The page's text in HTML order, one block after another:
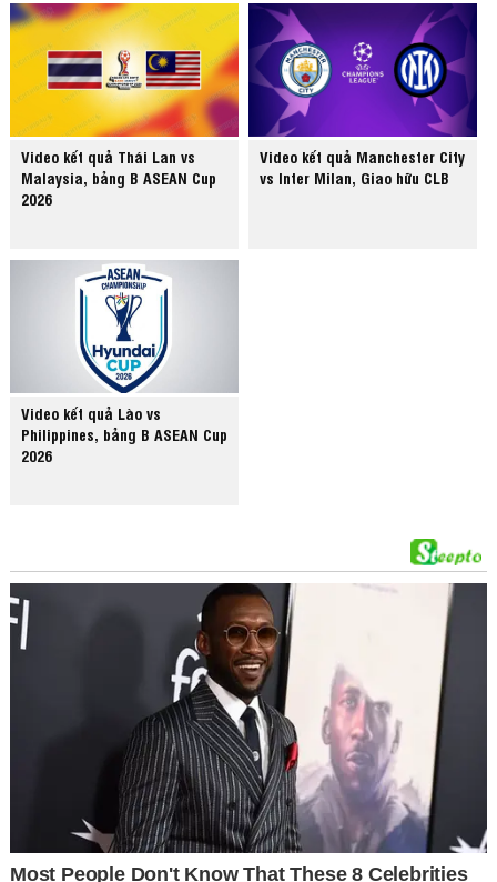
Video kết quả Thái Lan vs
Malaysia, bảng B ASEAN Cup
2026
Video kết quả Manchester City
vs Inter Milan, Giao hữu CLB
Video kết quả Lào vs
Philippines, bảng B ASEAN Cup
2026